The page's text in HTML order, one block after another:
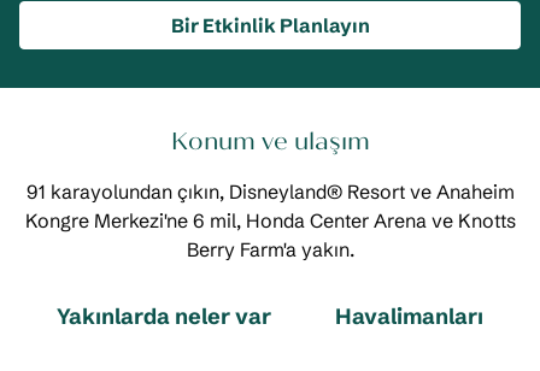
Bir Etkinlik Planlayın
Konum ve ulaşım
91 karayolundan çıkın, Disneyland® Resort ve Anaheim
Kongre Merkezi'ne 6 mil, Honda Center Arena ve Knotts
Berry Farm'a yakın.
Yakınlarda neler var Havalimanları